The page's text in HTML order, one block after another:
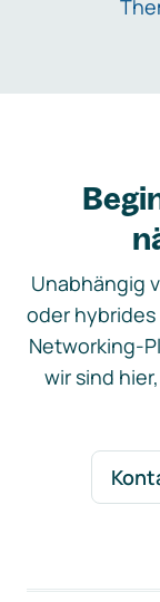
Unabhängig
oder hybrides
Networking-
wir sind